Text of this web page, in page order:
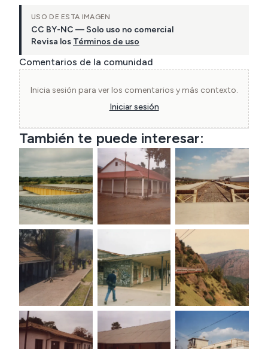
USO DE ESTA IMAGEN
CC BY-NC — Solo uso no comercial
Revisa los Términos de uso
Comentarios de la comunidad
Inicia sesión para ver los comentarios y más contexto.
Iniciar sesión
También te puede interesar: